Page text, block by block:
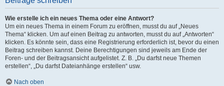
Wie erstelle ich ein neues Thema oder eine Antwort?
Um ein neues Thema in einem Forum zu eröffnen, musst du auf „Neues
Thema“ klicken. Um auf einen Beitrag zu antworten, musst du auf „Antworten“
klicken. Es könnte sein, dass eine Registrierung erforderlich ist, bevor du einen
Beitrag schreiben kannst. Deine Berechtigungen sind jeweils am Ende der
Foren- und der Beitragsansicht aufgelistet. Z. B. „Du darfst neue Themen
erstellen“, „Du darfst Dateianhänge erstellen“ usw.
Nach oben